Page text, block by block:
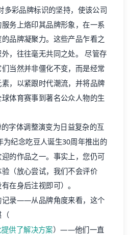
多彩品牌标识的坚持，使该公司
务上烙印其品牌形象，在一系
品牌凝聚力。这些产品乍看之
，往往毫无共同之处。 尽管存
当然并非僵化不变，而是经常
，以紧跟时代潮流，并将品牌
体育赛事到著名公众人物的生
字体调整演变为日益复杂的互
纪念吃豆人诞生30周年推出的
的作品之一。事实上，您仍可
（放心尝试，我们不会评价
在身后注视即可）。
记录——从品牌角度来看，这个
（
供了解决方案）——他们一直